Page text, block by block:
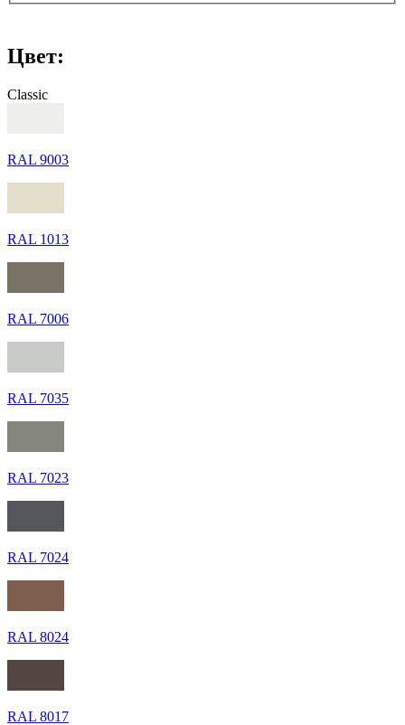
Цвет:
Classic
RAL 9003
RAL 1013
RAL 7006
RAL 7035
RAL 7023
RAL 7024
RAL 8024
RAL 8017